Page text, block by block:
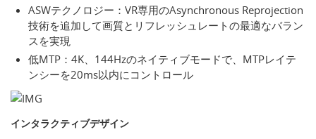
ASWテクノロジー：VR専用のAsynchronous Reprojection
技術を追加して画質とリフレッシュレートの最適なバラン
スを実現
低MTP：4K、144Hzのネイティブモードで、MTPレイテ
ンシーを20ms以内にコントロール
インタラクティブデザイン